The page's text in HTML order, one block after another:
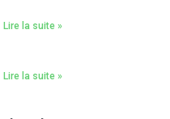
Lire la suite »
Lire la suite »